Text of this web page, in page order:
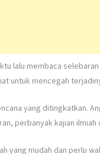
lalu membaca
untuk mencegah
yang ditingkatkan.
perbanyak kajian
yang mudah dan perlu